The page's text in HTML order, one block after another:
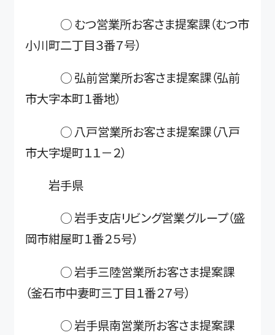
○ むつ営業所お客さま提案課（むつ市
小川町二丁目３番７号）
○ 弘前営業所お客さま提案課（弘前
市大字本町１番地）
○ 八戸営業所お客さま提案課（八戸
市大字堤町１１－２）
岩手県
○ 岩手支店リビング営業グループ（盛
岡市紺屋町１番２５号）
○ 岩手三陸営業所お客さま提案課
（釜石市中妻町三丁目１番２７号）
○ 岩手県南営業所お客さま提案課